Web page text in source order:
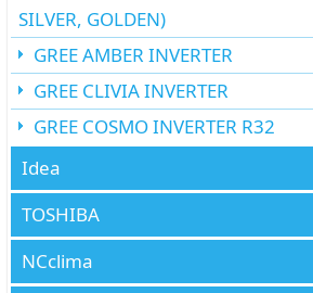
SILVER, GOLDEN)
GREE AMBER INVERTER
GREE CLIVIA INVERTER
GREE COSMO INVERTER R32
Idea
TOSHIBA
NCclima